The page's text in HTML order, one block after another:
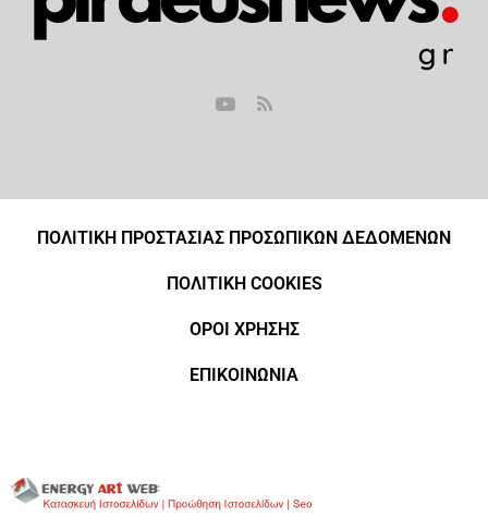
ΠΟΛΙΤΙΚΗ ΠΡΟΣΤΑΣΙΑΣ ΠΡΟΣΩΠΙΚΩΝ ΔΕΔΟΜΕΝΩΝ
ΠΟΛΙΤΙΚΗ COOKIES
ΟΡΟΙ ΧΡΗΣΗΣ
ΕΠΙΚΟΙΝΩΝΙΑ